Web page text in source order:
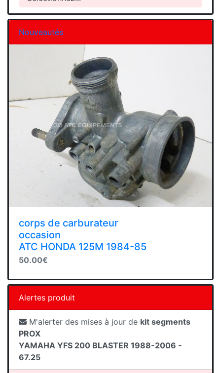
Nouveautés
corps de carburateur
occasion
ATC HONDA 125M 1984-85
50.00€
Alertes produit
M'alerter des mises à jour de kit segments
PROX
YAMAHA YFS 200 BLASTER 1988-2006 -
67.25